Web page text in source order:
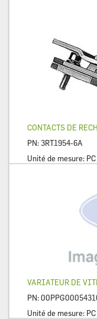
CONTACTS DE
PN: 3RT1954-6A
Unité de mesure: PC
VARIATEUR DE
PN:
Unité de mesure: PC